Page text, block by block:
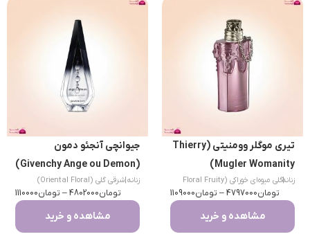
تیری موگلر وومنیتی (Thierry
Mugler Womanity)
زنانه
|
گلی میوه‌ای خوراکی (Floral Fruity
Gourmand)
تومان4797000
– تومان1109000
مشاهده و خرید
جیوانچی آنجئو دمون
(Givenchy Ange ou Demon)
زنانه|شرقی گلی (Oriental Floral)
تومان4802000
– تومان1110000
مشاهده و خرید